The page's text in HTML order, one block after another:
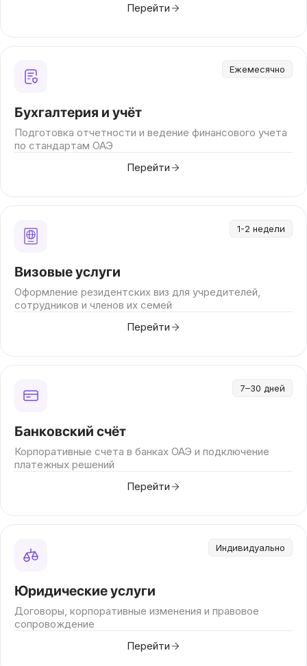
Перейти
Ежемесячно
Бухгалтерия и учёт
Подготовка отчетности и ведение финансового учета
по стандартам ОАЭ
Перейти
1-2 недели
Визовые услуги
Оформление резидентских виз для учредителей,
сотрудников и членов их семей
Перейти
7–30 дней
Банковский счёт
Корпоративные счета в банках ОАЭ и подключение
платежных решений
Перейти
Индивидуально
Юридические услуги
Договоры, корпоративные изменения и правовое
сопровождение
Перейти